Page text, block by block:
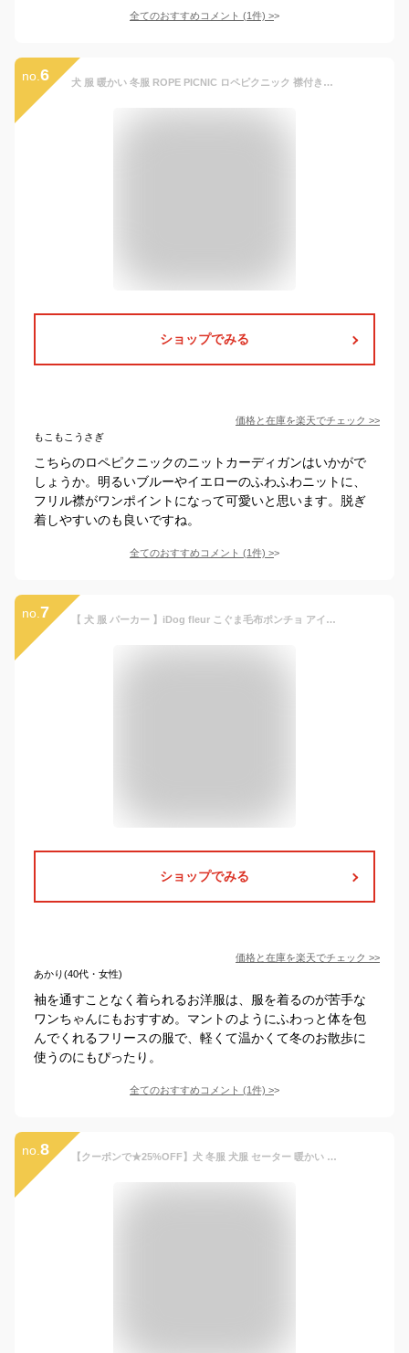
全てのおすすめコメント (1件) >
no. 6 犬 服 暖かい 冬服 ROPE PICNIC ロペピクニック 襟付きニットカーディガン 着せやすい仕様でおしゃれなかわいい一枚 小型犬や中型犬が使いやすいサイズのペット服 男の子や女の子が楽しめる犬の服 秋冬にぴったりのおもしろいスタイル セールの注目服 暖かい あったか 秋 冬
ショップでみる
価格と在庫を楽天でチェック >>
もこもこうさぎ
こちらのロペピクニックのニットカーディガンはいかがで
しょうか。明るいブルーやイエローのふわふわニットに、
フリル襟がワンポイントになって可愛いと思います。脱ぎ
着しやすいのも良いですね。
全てのおすすめコメント (1件) >
no. 7 【 犬 服 パーカー 】iDog fleur こぐま毛布ポンチョ アイドッグ【 着る毛布 くま フリース 犬服 秋冬 冬服 冬 秋服 秋 ドッグウエア いぬ 服 犬の服 冬用 犬服 トイプードル チワワ ダックスフンド 服 犬 冬服 犬服 冬 idog 】
ショップでみる
価格と在庫を楽天でチェック >>
あかり(40代・女性)
袖を通すことなく着られるお洋服は、服を着るのが苦手な
ワンちゃんにもおすすめ。マントのようにふわっと体を包
んでくれるフリースの服で、軽くて温かくて冬のお散歩に
使うのにもぴったり。
全てのおすすめコメント (1件) >
no. 8 【クーポンで★25%OFF】犬 冬服 犬服 セーター 暖かい あったかい タートルネック 秋冬 洋服 ドッグウェア 防寒着 ペット服 ニット ケーブル編 袖なし おしゃれ 可愛い かわいい いぬ 小型犬 中型犬 子犬 老犬 黒 白 赤 ピンク クリスマス プレゼント ギフト